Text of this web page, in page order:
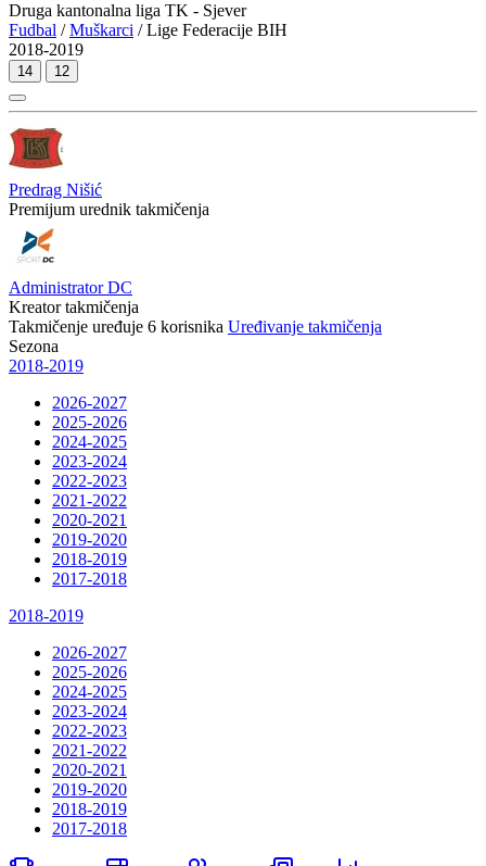
Druga kantonalna liga TK - Sjever
Fudbal /Muškarci / Lige Federacije BIH
2018-2019
14 12
Predrag Nišić
Premijum urednik takmičenja
Administrator DC
Kreator takmičenja
Takmičenje uređuje 6 korisnika Uređivanje takmičenja
Sezona
2018-2019
2026-2027
2025-2026
2024-2025
2023-2024
2022-2023
2021-2022
2020-2021
2019-2020
2018-2019
2017-2018
2018-2019
2026-2027
2025-2026
2024-2025
2023-2024
2022-2023
2021-2022
2020-2021
2019-2020
2018-2019
2017-2018